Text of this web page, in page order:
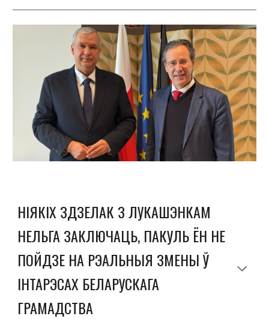
НІЯКІХ ЗДЗЕЛАК З ЛУКАШЭНКАМ
НЕЛЬГА ЗАКЛЮЧАЦЬ, ПАКУЛЬ ЁН НЕ
ПОЙДЗЕ НА РЭАЛЬНЫЯ ЗМЕНЫ Ў
ІНТАРЭСАХ БЕЛАРУСКАГА
ГРАМАДСТВА